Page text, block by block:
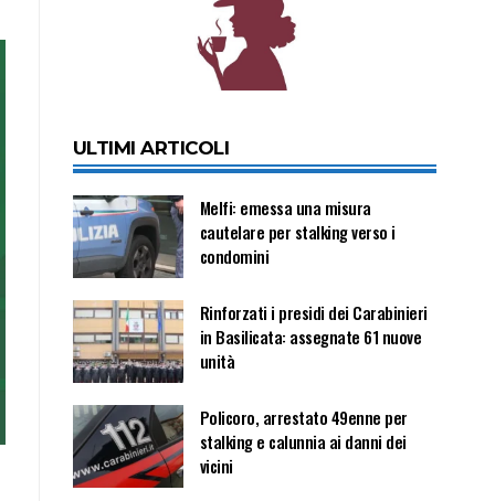
ULTIMI ARTICOLI
Melfi: emessa una misura
cautelare per stalking verso i
condomini
Rinforzati i presidi dei Carabinieri
in Basilicata: assegnate 61 nuove
unità
Policoro, arrestato 49enne per
stalking e calunnia ai danni dei
vicini